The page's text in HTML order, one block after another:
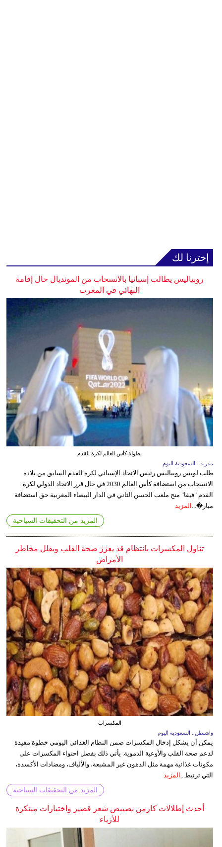
إخترنا لك
روبياليس يطالب إسبانيا بالانسحاب من المونديال حال إقامة
النهائي في المغرب
بطولة كأس العالم لكرة القدم
مدريد - السعودية اليوم
طلب لويس روبياليس رئيس الاتحاد الإسباني لكرة القدم السابق من بلاده
الانسحاب من استضافة كأس العالم 2030 في حال قرر الاتحاد الدولي لكرة
القدم "فيفا" منح ملعب الحسن الثاني في الدار البيضاء المغربية حق استضافة
مبار�... المزيد
المزيد من التحقيقات السياحية
تناول المكسرات بانتظام قد يعزز صحة القلب ويقلل مخاطر
الأمراض
المكسرات
واشنطن ـ السعودية اليوم
يمكن أن يشكل إدخال المكسرات ضمن النظام الغذائي اليومي خطوة مفيدة
لدعم صحة القلب والأوعية الدموية. يأتي ذلك بفضل احتواء المكسرات على
مكونات غذائية مهمة مثل الدهون غير المشبعة، والألياف، ومضادات الأكسدة،
التي ترتبط...
المزيد
المزيد من التحقيقات السياحية
أحدث إطلالات كارمن بصيبص شعر قصير واختيارات مبتكرة
للأزياء